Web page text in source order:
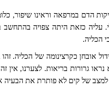
הדם במרפאה וראינו שיפור,
עליה כזאת היתה צפויה
אובחן כקרצינומה של הכליה.
גרורות בריאות. לצערנו, אין
למצב של קים לא פותרת את הבעיה